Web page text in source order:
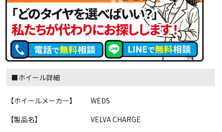
■ホイール詳細
【ホイールメーカー】
WEDS
【製品名】
VELVA CHARGE